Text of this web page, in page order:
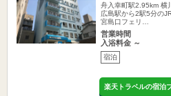
舟入幸町駅2.95km 横
広島駅から2駅5分の
宮島口フェリ…
営業時間
入浴料金 ～
宿泊
楽天トラベルの宿泊